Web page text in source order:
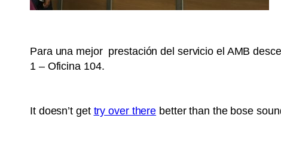
Para una mejor prestación del servicio el AMB
1 – Oficina 104.
It doesn’t get try over there better than the bose